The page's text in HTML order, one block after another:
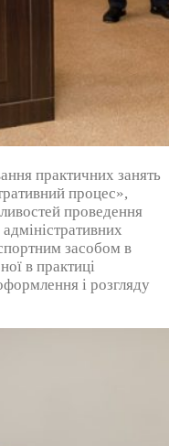
практичних занять
процес»,
проведення
засобом в
в практиці
і розгляду